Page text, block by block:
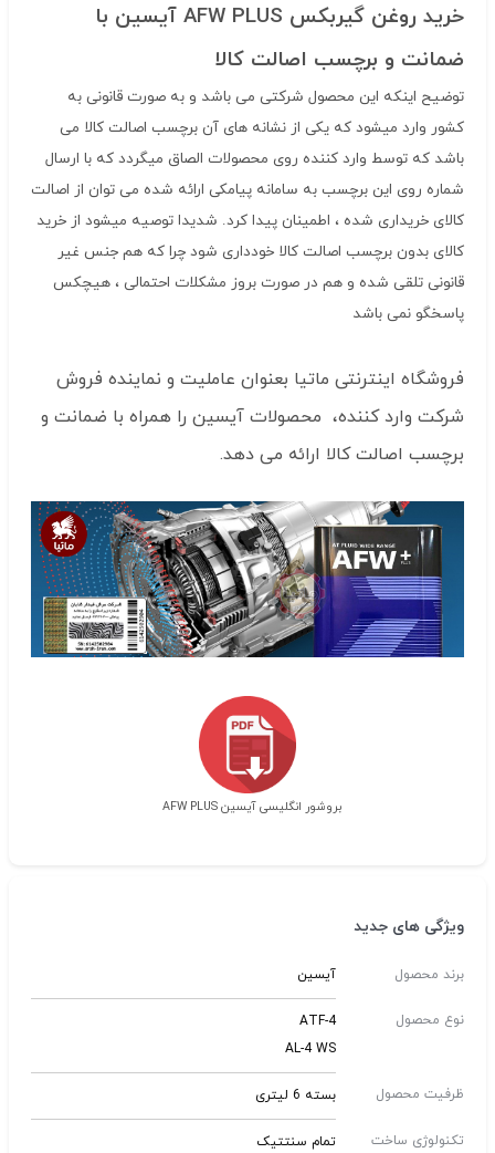
خرید روغن گیربکس AFW PLUS آیسین با
ضمانت و برچسب اصالت کالا
توضیح اینکه این محصول شرکتی می باشد و به صورت قانونی به
کشور وارد میشود که یکی از نشانه های آن برچسب اصالت کالا می
باشد که توسط وارد کننده روی محصولات الصاق میگردد که با ارسال
شماره روی این برچسب به سامانه پیامکی ارائه شده می توان از اصالت
کالای خریداری شده ، اطمینان پیدا کرد. شدیدا توصیه میشود از خرید
کالای بدون برچسب اصالت کالا خودداری شود چرا که هم جنس غیر
قانونی تلقی شده و هم در صورت بروز مشکلات احتمالی ، هیچکس
پاسخگو نمی باشد
فروشگاه اینترنتی ماتیا بعنوان عاملیت و نماینده فروش
شرکت وارد کننده، محصولات آیسین را همراه با ضمانت و
برچسب اصالت کالا ارائه می دهد.
بروشور انگلیسی آیسین AFW PLUS
ویژگی های جدید
برند محصول آیسین
نوع محصول
ATF-4
AL-4 WS
ظرفیت محصول بسته 6 لیتری
تکنولوژی ساخت تمام سنتتیک